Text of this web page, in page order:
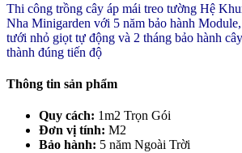
Thi công trồng cây áp mái treo tường Hệ
Nha Minigarden với 5 năm bảo hành
tưới nhỏ giọt tự động và 2 tháng bảo hành
thành đúng tiến độ
Thông tin sản phẩm
Quy cách: 1m2 Trọn Gói
Đơn vị tính: M2
Bảo hành: 5 năm Ngoài Trời